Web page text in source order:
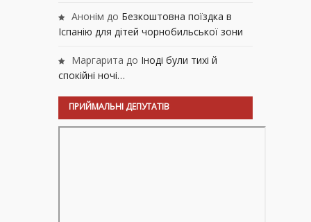
Анонім до Безкоштовна поїздка в
Іспанію для дітей чорнобильської зони
Маргарита до Іноді були тихі й
спокійні ночі…
ПРИЙМАЛЬНІ ДЕПУТАТІВ